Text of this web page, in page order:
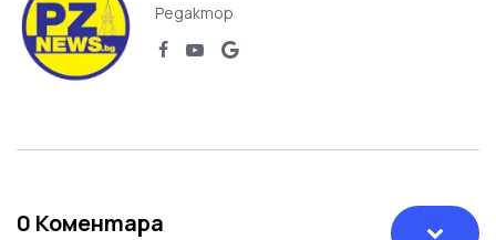
Редактор
0 Коментара